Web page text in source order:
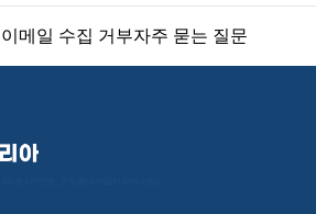
이메일 수집 거부자주 묻는 질문